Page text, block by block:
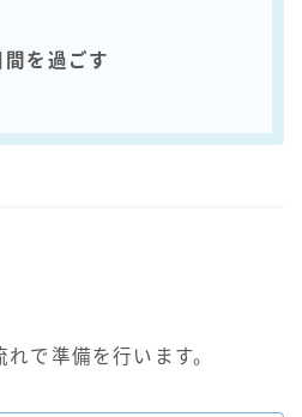
を過ごす
で準備を行います。